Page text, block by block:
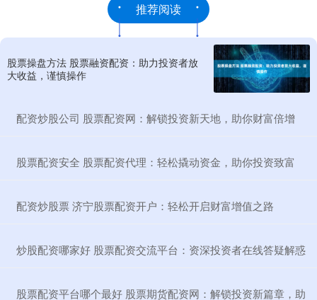
推荐阅读
股票操盘方法 股票融资配资：助力投资者放
大收益，谨慎操作
​配资炒股公司 股票配资网：解锁投资新天地，助你财富倍增
​股票配资安全 股票配资代理：轻松撬动资金，助你投资致富
​配资炒股票 济宁股票配资开户：轻松开启财富增值之路
​炒股配资哪家好 股票配资交流平台：资深投资者在线答疑解惑
​股票配资平台哪个最好 股票期货配资网：解锁投资新篇章，助